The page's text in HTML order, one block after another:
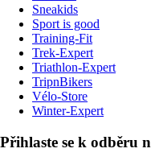
Sneakids
Sport is good
Training-Fit
Trek-Expert
Triathlon-Expert
TripnBikers
Vélo-Store
Winter-Expert
Přihlaste se k odběru